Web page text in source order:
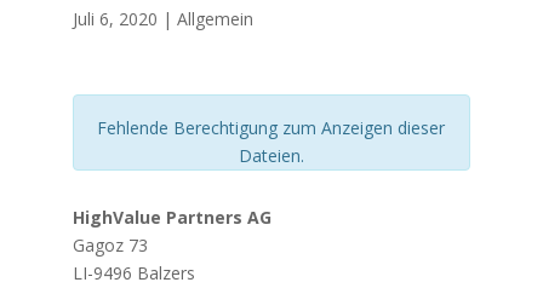
Juli 6, 2020 | Allgemein
Fehlende Berechtigung zum Anzeigen dieser
Dateien.
HighValue Partners AG
Gagoz 73
LI-9496 Balzers